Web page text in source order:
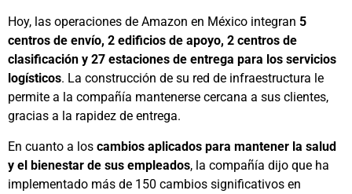
Hoy, las operaciones de Amazon en México integran 5
centros de envío, 2 edificios de apoyo, 2 centros de
clasificación y 27 estaciones de entrega para los servicios
logísticos. La construcción de su red de infraestructura le
permite a la compañía mantenerse cercana a sus clientes,
gracias a la rapidez de entrega.
En cuanto a los cambios aplicados para mantener la salud
y el bienestar de sus empleados, la compañía dijo que ha
implementado más de 150 cambios significativos en